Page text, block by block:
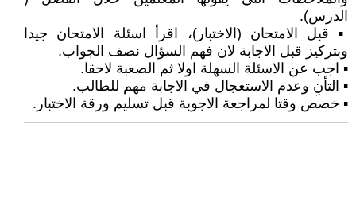
الدرس).
▪︎ قبل الامتحان (الاختبار)، اقرأ اسئلة الامتحان جيدا
وبتركيز قبل الاجابة لان فهم السؤال نصف الجواب.
▪︎ اجب عن الاسئلة السهلة اولا ثم الصعبة لاحقا.
▪︎ التأنِ وعدم الاستعجال في الاجابة مهم للطالب.
▪︎ خصص وقتا لمراجعة الاجوبة قبل تسليم ورقة الاختبار.